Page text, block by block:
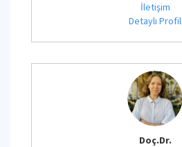
İletişim
Detaylı Profil
Doç.Dr.